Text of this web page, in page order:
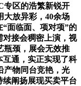
专区的浩繁新锐开
大放异彩，40余场
面临面、项对项”的
对接会稠密上演，视
瓶颈，展会无效推
互通，实正实现了科
产物同台竞艳，光
阐扬展现买卖平台